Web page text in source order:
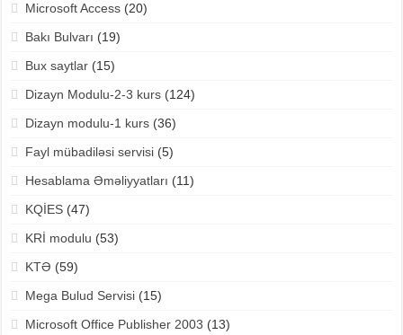
Microsoft Access(20)
Bakı Bulvarı (19)
Bux saytlar(15)
Dizayn Modulu-2-3 kurs(124)
Dizayn modulu-1 kurs(36)
Fayl mübadiləsi servisi(5)
Hesablama Əməliyyatları (11)
KQİES(47)
KRİ modulu (53)
KTƏ (59)
Mega Bulud Servisi(15)
Microsoft Office Publisher 2003 (13)